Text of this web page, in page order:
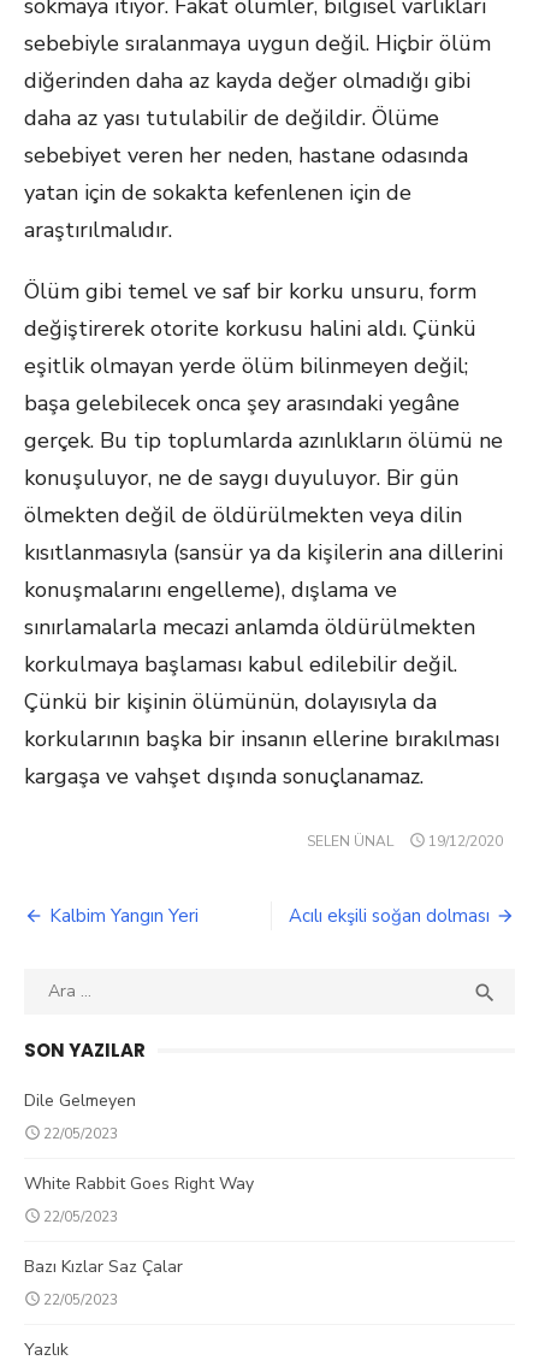
sokmaya itiyor. Fakat ölümler, bilgisel varlıkları
sebebiyle sıralanmaya uygun değil. Hiçbir ölüm
diğerinden daha az kayda değer olmadığı gibi
daha az yası tutulabilir de değildir. Ölüme
sebebiyet veren her neden, hastane odasında
yatan için de sokakta kefenlenen için de
araştırılmalıdır.
Ölüm gibi temel ve saf bir korku unsuru, form
değiştirerek otorite korkusu halini aldı. Çünkü
eşitlik olmayan yerde ölüm bilinmeyen değil;
başa gelebilecek onca şey arasındaki yegâne
gerçek. Bu tip toplumlarda azınlıkların ölümü ne
konuşuluyor, ne de saygı duyuluyor. Bir gün
ölmekten değil de öldürülmekten veya dilin
kısıtlanmasıyla (sansür ya da kişilerin ana dillerini
konuşmalarını engelleme), dışlama ve
sınırlamalarla mecazi anlamda öldürülmekten
korkulmaya başlaması kabul edilebilir değil.
Çünkü bir kişinin ölümünün, dolayısıyla da
korkularının başka bir insanın ellerine bırakılması
kargaşa ve vahşet dışında sonuçlanamaz.
SELEN ÜNAL
POSTED
19/12/2020
dolaşımı
Kalbim Yangın Yeri Acılı ekşili soğan dolması
Search

SON YAZILAR
Dile Gelmeyen
22/05/2023
White Rabbit Goes Right Way
22/05/2023
Bazı Kızlar Saz Çalar
22/05/2023
Yazlık